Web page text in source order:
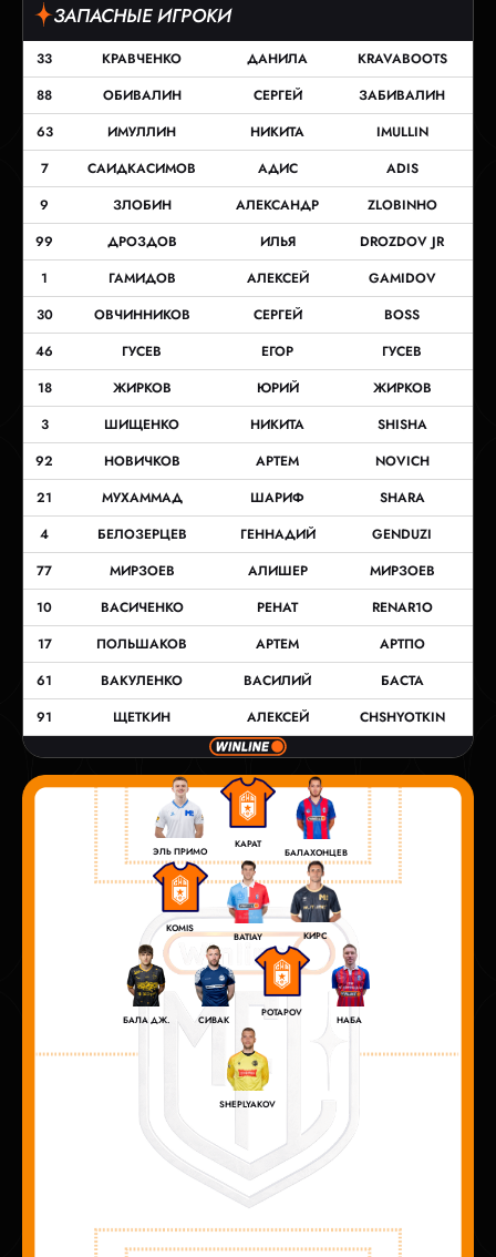
ЗАПАСНЫЕ ИГРОКИ
33 КРАВЧЕНКО ДАНИЛА
KRAVABOOTS
88
ОБИВАЛИН СЕРГЕЙ
ЗАБИВАЛИН
63
ИМУЛЛИН НИКИТА
IMULLIN
7
САИДКАСИМОВ АДИС
ADIS
9
ЗЛОБИН АЛЕКСАНДР
ZLOBINHO
99
ДРОЗДОВ ИЛЬЯ
DROZDOV JR
1
ГАМИДОВ АЛЕКСЕЙ
GAMIDOV
30
ОВЧИННИКОВ СЕРГЕЙ
BOSS
46
ГУСЕВ ЕГОР
ГУСЕВ
18
ЖИРКОВ ЮРИЙ
ЖИРКОВ
3
ШИЩЕНКО НИКИТА
SHISHA
92
НОВИЧКОВ АРТЕМ
NOVICH
21
МУХАММАД ШАРИФ
SHARA
4
БЕЛОЗЕРЦЕВ ГЕННАДИЙ
GENDUZI
77
МИРЗОЕВ АЛИШЕР
МИРЗОЕВ
10
ВАСИЧЕНКО РЕНАТ
RENAR1O
17
ПОЛЬШАКОВ АРТЕМ
АРТПО
61
ВАКУЛЕНКО ВАСИЛИЙ
БАСТА
91
ЩЕТКИН АЛЕКСЕЙ CHSHYOTKIN
ЭЛЬ ПРИМО
КАРАТ
БАЛАХОНЦЕВ
KOMIS
BATIAY КИРС
БАЛА ДЖ. СИВАК
POTAPOV
НАБА
SHEPLYAKOV